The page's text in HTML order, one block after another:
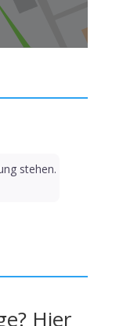
stehen.
Hier